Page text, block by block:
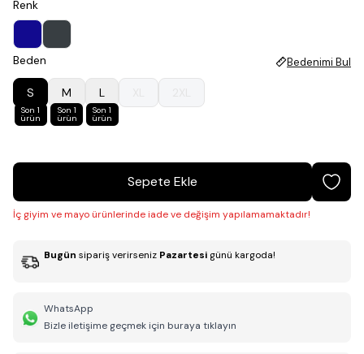
Renk
Beden Bedenimi Bul
S
Son 1
ürün
M
Son 1
ürün
L
Son 1
ürün
Sepete Ekle
İç giyim ve mayo ürünlerinde iade ve değişim yapılamamaktadır!
Bugün sipariş verirseniz Pazartesi günü kargoda!
WhatsApp
Bizle iletişime geçmek için buraya tıklayın